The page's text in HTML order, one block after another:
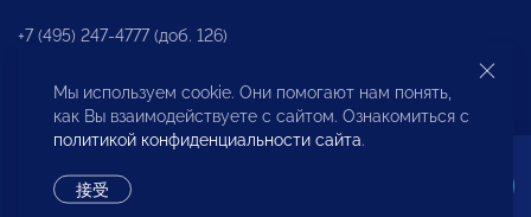
+7 (495) 247-4777 (доб. 126)
商投权益保护部
Мы используем cookie. Они помогают нам понять,
как Вы взаимодействуете с сайтом. Ознакомиться с
политикой конфиденциальности сайта.
接受